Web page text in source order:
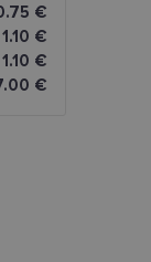
€
1.10 €
1.10 €
€